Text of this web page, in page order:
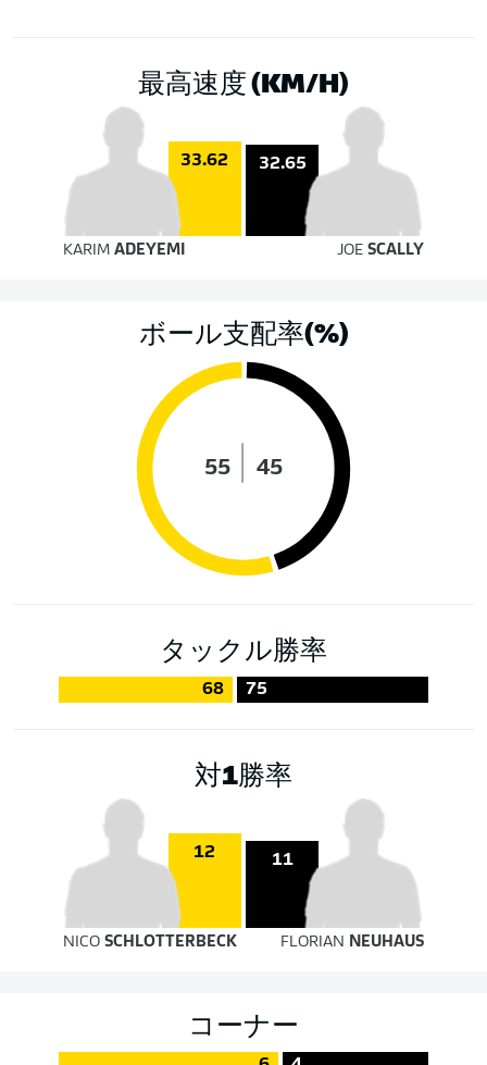
最高速度 (KM/H)
33.62 32.65
KARIM ADEYEMI JOESCALLY
ボール支配率(%)
55 45
タックル勝率
68 75
対1勝率
12 11
NICO SCHLOTTERBECK FLORIAN NEUHAUS
コーナー